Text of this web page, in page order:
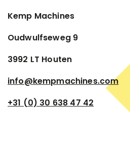
Kemp Machines
Oudwulfseweg 9
3992 LT Houten
info@kempmachines.com
+31 (0) 30 638 47 42